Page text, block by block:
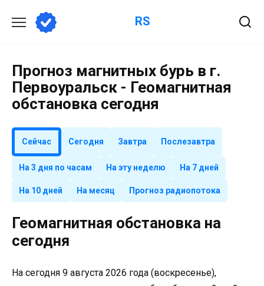
содержанию
RS
Прогноз магнитных бурь в г.
Первоуральск - Геомагнитная
обстановка сегодня
Сейчас Сегодня Завтра Послезавтра
На 3 дня по часам На эту неделю На 7 дней
На 10 дней На месяц Прогноз радиопотока
Геомагнитная обстановка на
сегодня
На сегодня 9 августа 2026 года (воскресенье),